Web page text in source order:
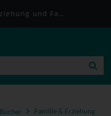
Bücher Familie & Erziehung
Ratgeber zu Kindererziehung und Familienleben | Mabuse-Buchversand